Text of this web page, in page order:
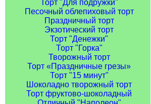
Торт "Для подружки"
Песочный облепиховый торт
Праздничный торт
Экзотический торт
Торт "Денежки"
Торт "Горка"
Творожный торт
Торт «Праздничные грезы»
Торт "15 минут"
Шоколадно творожный торт
Торт фруктово-шоколадный